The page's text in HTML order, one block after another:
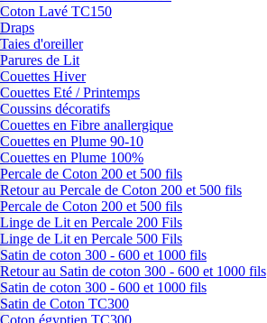
Coton Lavé TC150
Draps
Taies d'oreiller
Parures de Lit
Couettes Hiver
Couettes Eté / Printemps
Coussins décoratifs
Couettes en Fibre anallergique
Couettes en Plume 90-10
Couettes en Plume 100%
Percale de Coton 200 et 500 fils
Retour au Percale de Coton 200 et 500 fils
Percale de Coton 200 et 500 fils
Linge de Lit en Percale 200 Fils
Linge de Lit en Percale 500 Fils
Satin de coton 300 - 600 et 1000 fils
Retour au Satin de coton 300 - 600 et 1000 fils
Satin de coton 300 - 600 et 1000 fils
Satin de Coton TC300